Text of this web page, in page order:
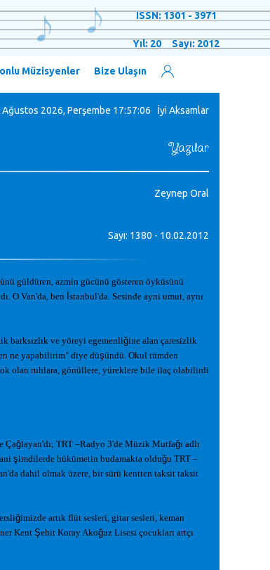
ISSN: 1301 - 3971
Yıl: 20 Sayı: 2012
Müzisyenler Bize Ulaşın
Ağustos 2026, Perşembe 17:57:07 İyi Aksamlar
Yazılar
Zeynep Oral
Sayı: 1380 - 10.02.2012
güldüren, azmin gücünü gösteren öyküsünü
O Van'da, ben stanbul'da. Sesinde ayni umut, aynı
barksızlık ve yöreyi egemenliğine alan çaresizlik
ne yapabilirim" diye düşündü. Okul tümden
olan ruhlara, gönüllere, yüreklere bile ilaç olabilirdi
Çağlayan'dı; TRT –Radyo 3'de Müzik Mutfağı adlı
şimdilerde hükümetin budamakta olduğu TRT –
dahil olmak üzere, bir sürü kentten taksit taksit
ğimizde artık flüt sesleri, gitar sesleri, keman
Kent Şehit Koray Akoğuz Lisesi çocukları artçı